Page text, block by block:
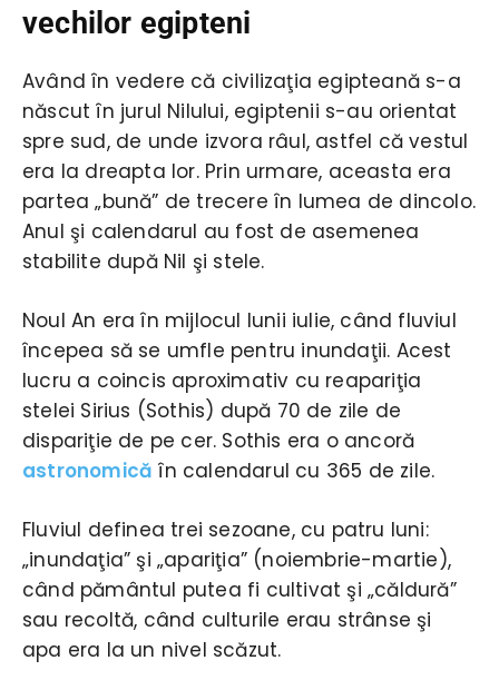
vechilor egipteni
Având în vedere că civilizaţia egipteană s-a
născut în jurul Nilului, egiptenii s-au orientat
spre sud, de unde izvora râul, astfel că vestul
era la dreapta lor. Prin urmare, aceasta era
partea „bună” de trecere în lumea de dincolo.
Anul şi calendarul au fost de asemenea
stabilite după Nil şi stele.
Noul An era în mijlocul lunii iulie, când fluviul
începea să se umfle pentru inundaţii. Acest
lucru a coincis aproximativ cu reapariţia
stelei Sirius (Sothis) după 70 de zile de
dispariţie de pe cer. Sothis era o ancoră
astronomică în calendarul cu 365 de zile.
Fluviul definea trei sezoane, cu patru luni:
„inundaţia” şi „apariţia” (noiembrie-martie),
când pământul putea fi cultivat şi „căldură”
sau recoltă, când culturile erau strânse şi
apa era la un nivel scăzut.